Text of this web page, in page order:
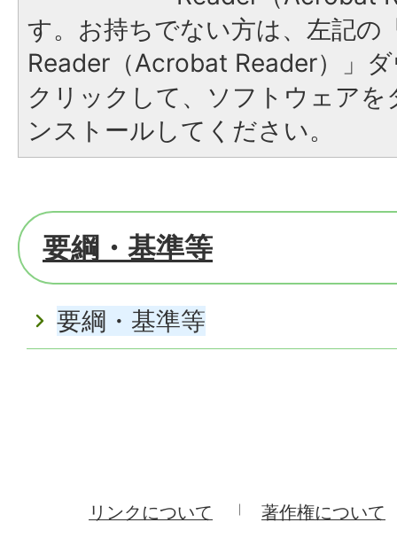
す。お持ちでない方は、左記の
Reader（Acrobat Reader）」
クリックして、ソフトウェア
ンストールしてください。
要綱・基準等
要綱・基準等
リンクについて
著作権について